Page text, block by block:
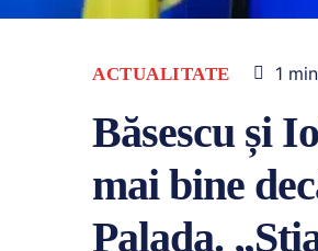
ACTUALITATE 1
Băsescu și
mai bine
Palada.